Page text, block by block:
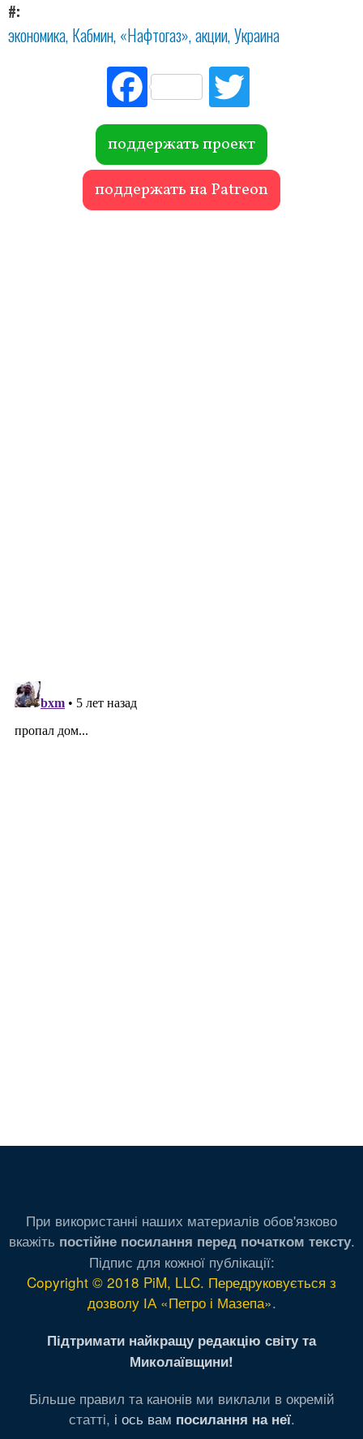
#
экономика Кабмин «Нафтогаз» акции Украина
Fac
ebo
ok r
поддержать проект
поддержать на Patreon
При використанні наших материалів обов'язково
вкажіть постійне посилання перед початком тексту.
Підпис для кожної публікації:
Copyright © 2018 PiM, LLC. Передруковується з
дозволу ІА «Петро і Мазепа».
Підтримати найкращу редакцію світу та
Миколаївщини!
Більше правил та канонів ми виклали в окремій
статті, і ось вам посилання на неї.